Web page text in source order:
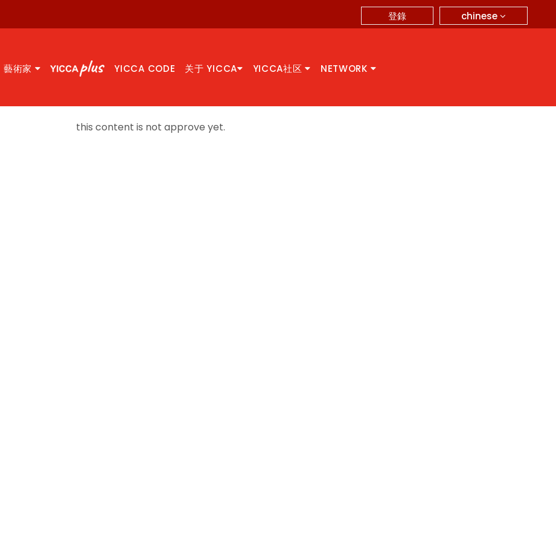
chinese
登錄
藝術家 YICCA CODE 关于 YICCA YICCA社区 NETWORK
this content is not approve yet.